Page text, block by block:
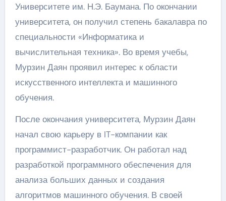
Университете им. Н.Э. Баумана. По окончании
университета, он получил степень бакалавра по
специальности «Информатика и
вычислительная техника». Во время учебы,
Мурзин Даян проявил интерес к области
искусственного интеллекта и машинного
обучения.
После окончания университета, Мурзин Даян
начал свою карьеру в IT-компании как
программист-разработчик. Он работал над
разработкой программного обеспечения для
анализа больших данных и создания
алгоритмов машинного обучения. В своей